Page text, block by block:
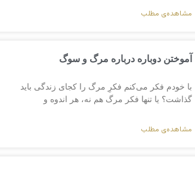
مشاهده‌ی مطلب
آموختن دوباره درباره مرگ و سوگ
با خودم فکر می‌کنم فکرِ مرگ را کجای زندگی باید
گذاشت؟ یا تنها فکر مرگ هم نه، هر اندوه و
مشاهده‌ی مطلب